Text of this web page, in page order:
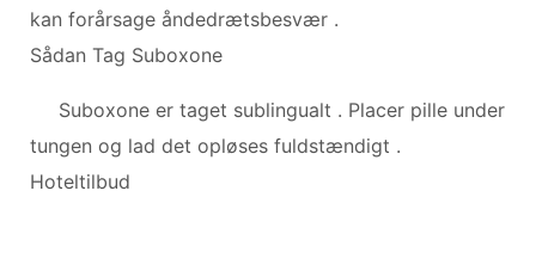
kan forårsage åndedrætsbesvær .
Sådan Tag Suboxone
Suboxone er taget sublingualt . Placer pille under
tungen og lad det opløses fuldstændigt .
Hoteltilbud